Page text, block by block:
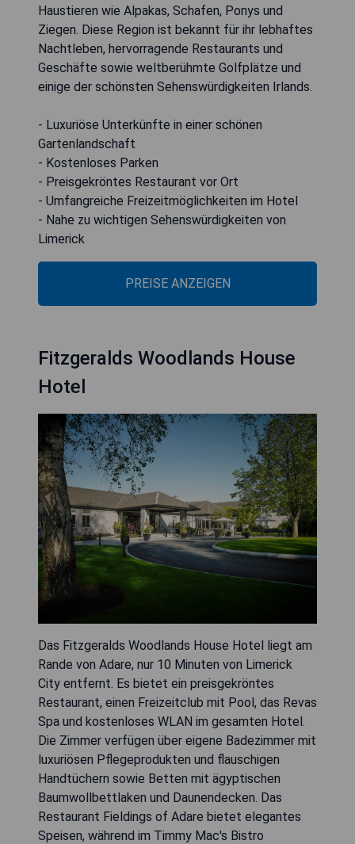
Haustieren wie Alpakas, Schafen, Ponys und
Ziegen. Diese Region ist bekannt für ihr lebhaftes
Nachtleben, hervorragende Restaurants und
Geschäfte sowie weltberühmte Golfplätze und
einige der schönsten Sehenswürdigkeiten Irlands.
- Luxuriöse Unterkünfte in einer schönen
Gartenlandschaft
- Kostenloses Parken
- Preisgekröntes Restaurant vor Ort
- Umfangreiche Freizeitmöglichkeiten im Hotel
- Nahe zu wichtigen Sehenswürdigkeiten von
Limerick
PREISE ANZEIGEN
Fitzgeralds Woodlands House
Hotel
Das Fitzgeralds Woodlands House Hotel liegt am
Rande von Adare, nur 10 Minuten von Limerick
City entfernt. Es bietet ein preisgekröntes
Restaurant, einen Freizeitclub mit Pool, das Revas
Spa und kostenloses WLAN im gesamten Hotel.
Die Zimmer verfügen über eigene Badezimmer mit
luxuriösen Pflegeprodukten und flauschigen
Handtüchern sowie Betten mit ägyptischen
Baumwollbettlaken und Daunendecken. Das
Restaurant Fieldings of Adare bietet elegantes
Speisen, während im Timmy Mac's Bistro